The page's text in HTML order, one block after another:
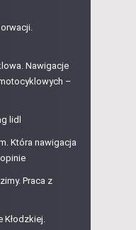
Nawigacje
–
lidl
Która nawigacja
Praca z